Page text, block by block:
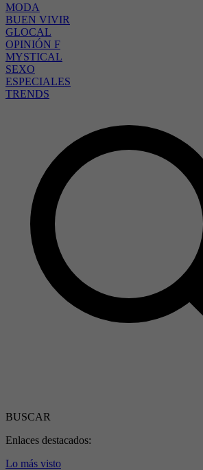
MODA
BUEN VIVIR
GLOCAL
OPINIÓN F
MYSTICAL
SEXO
ESPECIALES
TRENDS
BUSCAR
Enlaces destacados:
Lo más visto